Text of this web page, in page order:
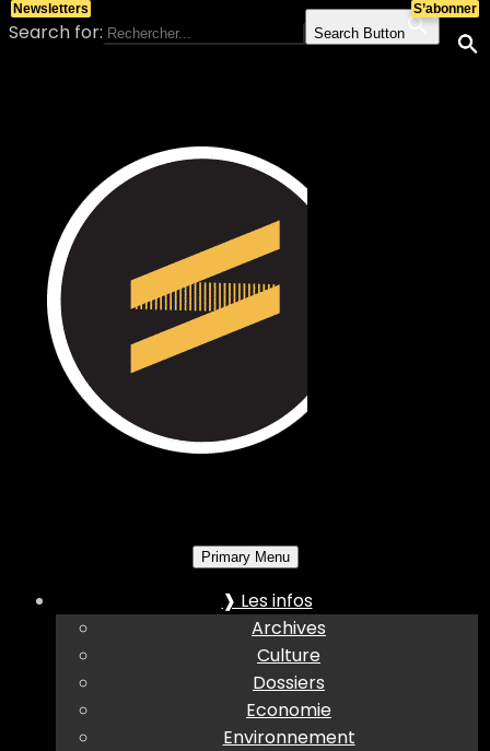
Search for: Search Button
Primary Menu
❱ Les infos
Archives
Culture
Dossiers
Economie
Environnement
S’abonner
Newsletters